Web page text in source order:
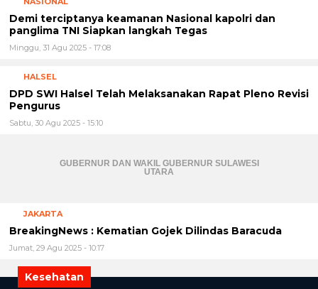
panglima TNI Siapkan langkah Tegas
Minggu, 31 Agu 2025 - 17:08
DPD SWI Halsel Telah Melaksanakan Rapat Pleno Revisi
Pengurus
Sabtu, 30 Agu 2025 - 15:10
BreakingNews : Kematian Gojek Dilindas Baracuda
Jumat, 29 Agu 2025 - 10:17